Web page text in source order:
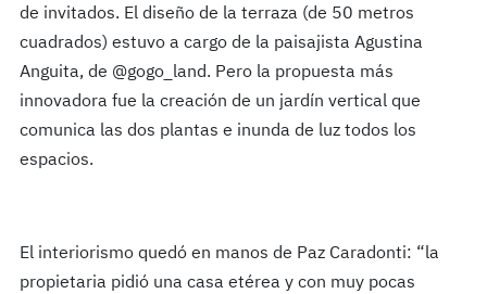
de invitados. El diseño de la terraza (de 50 metros
cuadrados) estuvo a cargo de la paisajista Agustina
Anguita, de @gogo_land. Pero la propuesta más
innovadora fue la creación de un jardín vertical que
comunica las dos plantas e inunda de luz todos los
espacios.
El interiorismo quedó en manos de Paz Caradonti: “la
propietaria pidió una casa etérea y con muy pocas